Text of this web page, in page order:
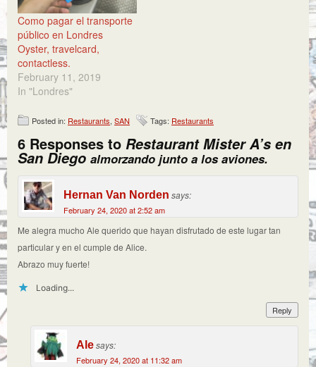
Como pagar el transporte
público en Londres
Oyster, travelcard,
contactless.
February 11, 2019
In "Londres"
Posted in: Restaurants, SAN Tags: Restaurants
6 Responses to Restaurant Mister A’s en
San Diego almorzando junto a los aviones.
Hernan Van Norden says:
February 24, 2020 at 2:52 am
Me alegra mucho Ale querido que hayan disfrutado de este lugar tan
particular y en el cumple de Alice.
Abrazo muy fuerte!
Loading...
Reply
Alesays:
February 24, 2020 at 11:32 am